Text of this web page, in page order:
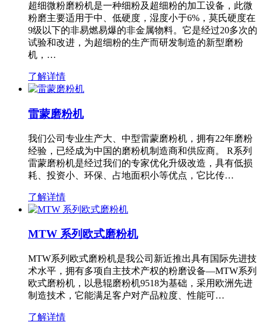
超细微粉磨粉机是一种细粉及超细粉的加工设备，此微
粉磨主要适用于中、低硬度，湿度小于6%，莫氏硬度在
9级以下的非易燃易爆的非金属物料。它是经过20多次的
试验和改进，为超细粉的生产而研发制造的新型磨粉
机，…
了解详情
雷蒙磨粉机
我们公司专业生产大、中型雷蒙磨粉机，拥有22年磨粉
经验，已经成为中国的磨粉机制造商和供应商。 R系列
雷蒙磨粉机是经过我们的专家优化升级改造，具有低损
耗、投资小、环保、占地面积小等优点，它比传…
了解详情
MTW 系列欧式磨粉机
MTW系列欧式磨粉机是我公司新近推出具有国际先进技
术水平，拥有多项自主技术产权的粉磨设备—MTW系列
欧式磨粉机，以悬辊磨粉机9518为基础，采用欧洲先进
制造技术，它能满足客户对产品粒度、性能可…
了解详情